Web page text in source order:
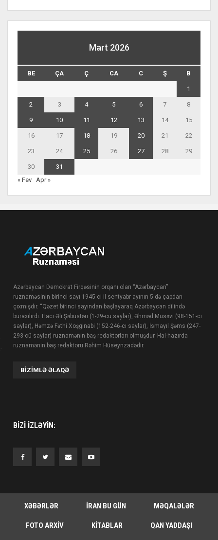
Mart 2026
BE ÇA Ç CA C Ş B
1
2 3 4 5 6 7 8
9 10 11 12 13 14 15
16 17 18 19 20 21 22
23 24 25 26 27 28 29
30
31
« Fev Apr »
Azərbaycan Demokrat Firqəsinin orqanı olan “Azərbaycan”
ruznaməsinin birinci sayı 1945-ci il sentyabr ayının 5-də çapdan
çıxmışdır. “Qəzet birinci sayından başlayaraq Azərbaycan dilində
buraxılırdı. Hacı Əli Şəbüstəri (1-29-cu saylar), Əhməd Müsəvi (98-151-ci
saylar), Həmzə Fəthi Xoşginabi (152-246-cı saylar), İsmayıl Şəms (247-
293-cü saylar) ruznamənin baş redaktorları olmuşdur. Hal-hazırda
ruznamənin baş redaktoru Rəhim Hüseynzadədir.
BIZIMLƏ ƏLAQƏ
BIZI IZLƏYIN:
XƏBƏRLƏR İRAN BU GÜN MƏQALƏLƏR
FOTO ARXIV KITABLAR QAN YADDAŞI